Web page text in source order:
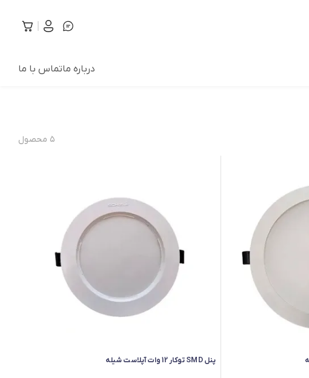
درباره ماتماس با ما
۵ محصول
پنل SMD توکار 12 وات آپلاست شیله